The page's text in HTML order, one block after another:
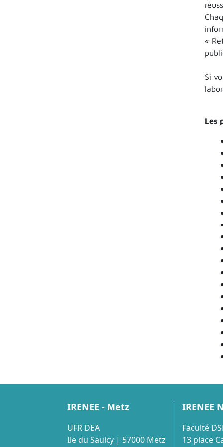
«
Si
Les
IRENEE - Metz
UFR DEA
Ile du Saulcy | 57000 Metz
IRENEE
Faculté
13 place